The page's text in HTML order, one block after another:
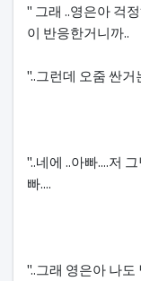
" 그래 ..영은아 걱
이 반응한거니까..
"..그런데 오줌 싼거
"..네에 ..아빠....저
빠....
"..그래 영은아 나